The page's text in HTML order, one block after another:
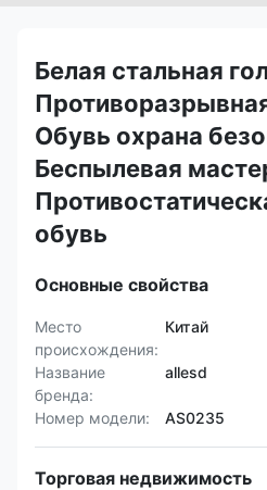
Белая стальная
Обувь охрана
Беспылевая
обувь
Основные свойства
Место
происхождения:
Китай
Название
бренда:
allesd
Номер модели: AS0235
Торговая недвижимость